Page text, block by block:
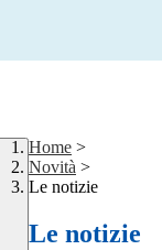
Home >
Novità >
Le notizie
Le notizie